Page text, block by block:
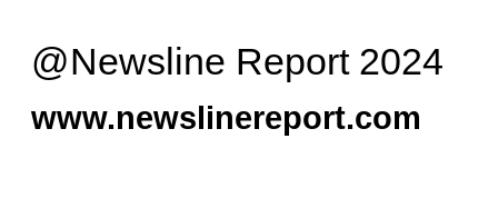
@Newsline Report 2024
www.newslinereport.com